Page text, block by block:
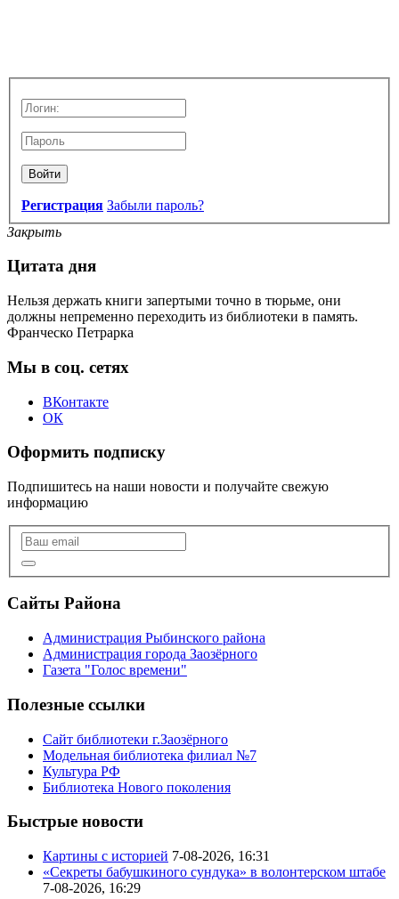
Войти
Регистрация Забыли пароль?
Закрыть
Цитата дня
Нельзя держать книги запертыми точно в тюрьме, они
должны непременно переходить из библиотеки в память.
Франческо Петрарка
Мы в соц. сетях
ВКонтакте
ОК
Оформить подписку
Подпишитесь на наши новости и получайте свежую
информацию
Сайты Района
Администрация Рыбинского района
Администрация города Заозёрного
Газета "Голос времени"
Полезные ссылки
Сайт библиотеки г.Заозёрного
Модельная библиотека филиал №7
Культура РФ
Библиотека Нового поколения
Быстрые новости
Картины с историей 7-08-2026, 16:31
«Секреты бабушкиного сундука» в волонтерском штабе
7-08-2026, 16:29